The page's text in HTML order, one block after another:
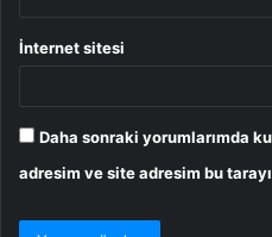
İnternet sitesi
Daha sonraki yorumlarımda
adresim ve site adresim bu